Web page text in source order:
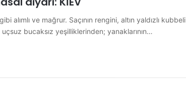
alımlı ve mağrur. Saçının rengini, altın yaldızlı kubbeli
bucaksız yeşilliklerinden; yanaklarının…